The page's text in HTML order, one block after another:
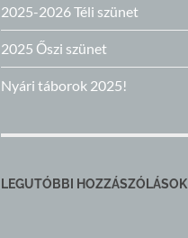
2025-2026 Téli szünet
2025 Őszi szünet
Nyári táborok 2025!
LEGUTÓBBI HOZZÁSZÓLÁSOK